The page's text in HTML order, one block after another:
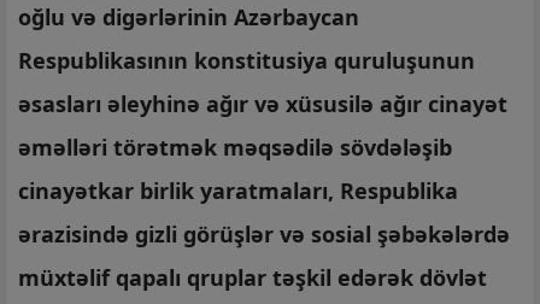
oğlu və digərlərinin Azərbaycan
Respublikasının konstitusiya quruluşunun
əsasları əleyhinə ağır və xüsusilə ağır cinayət
əməlləri törətmək məqsədilə sövdələşib
cinayətkar birlik yaratmaları, Respublika
ərazisində gizli görüşlər və sosial şəbəkələrdə
müxtəlif qapalı qruplar təşkil edərək dövlət